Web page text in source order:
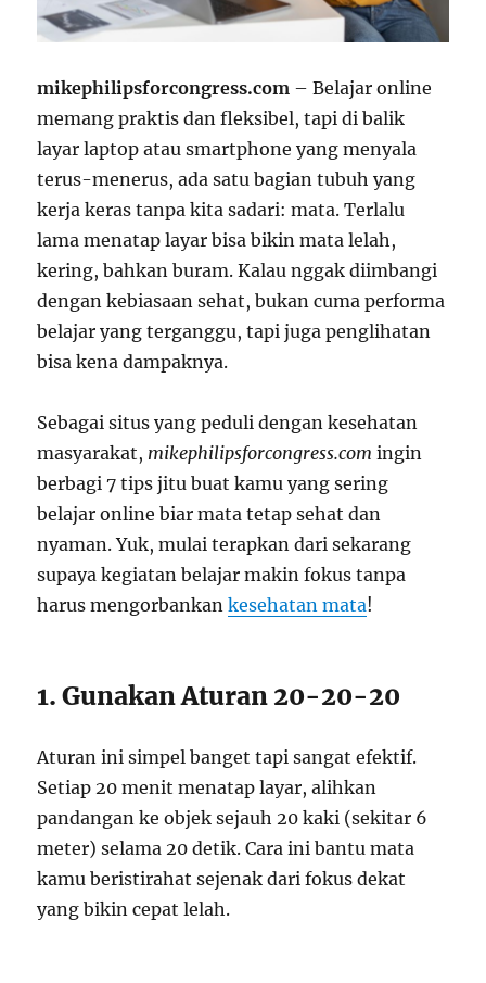
mikephilipsforcongress.com – Belajar online
memang praktis dan fleksibel, tapi di balik
layar laptop atau smartphone yang menyala
terus-menerus, ada satu bagian tubuh yang
kerja keras tanpa kita sadari: mata. Terlalu
lama menatap layar bisa bikin mata lelah,
kering, bahkan buram. Kalau nggak diimbangi
dengan kebiasaan sehat, bukan cuma performa
belajar yang terganggu, tapi juga penglihatan
bisa kena dampaknya.
Sebagai situs yang peduli dengan kesehatan
masyarakat, mikephilipsforcongress.com ingin
berbagi 7 tips jitu buat kamu yang sering
belajar online biar mata tetap sehat dan
nyaman. Yuk, mulai terapkan dari sekarang
supaya kegiatan belajar makin fokus tanpa
harus mengorbankankesehatan mata!
1. Gunakan Aturan 20-20-20
Aturan ini simpel banget tapi sangat efektif.
Setiap 20 menit menatap layar, alihkan
pandangan ke objek sejauh 20 kaki (sekitar 6
meter) selama 20 detik. Cara ini bantu mata
kamu beristirahat sejenak dari fokus dekat
yang bikin cepat lelah.